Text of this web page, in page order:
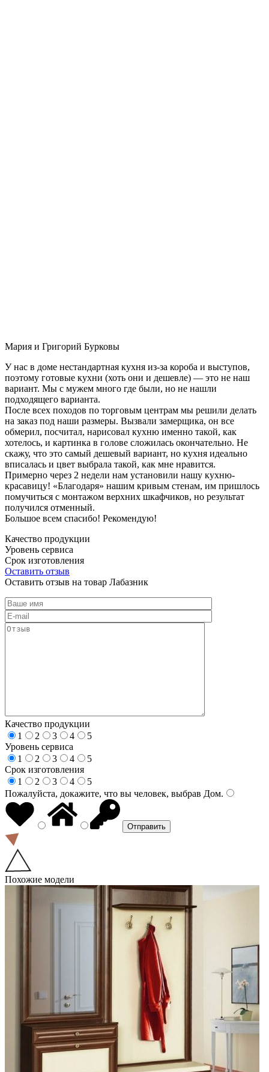
Мария и Григорий Бурковы
У нас в доме нестандартная кухня из-за короба и выступов,
поэтому готовые кухни (хоть они и дешевле) — это не наш
вариант. Мы с мужем много где были, но не нашли
подходящего варианта.
После всех походов по торговым центрам мы решили делать
на заказ под наши размеры. Вызвали замерщика, он все
обмерил, посчитал, нарисовал кухню именно такой, как
хотелось, и картинка в голове сложилась окончательно. Не
скажу, что это самый дешевый вариант, но кухня идеально
вписалась и цвет выбрала такой, как мне нравится.
Примерно через 2 недели нам установили нашу кухню-
красавицу! «Благодаря» нашим кривым стенам, им пришлось
помучиться с монтажом верхних шкафчиков, но результат
получился отменный.
Большое всем спасибо! Рекомендую!
Качество продукции
Уровень сервиса
Срок изготовления
Оставить отзыв
Оставить отзыв на товар Лабазник
Качество продукции
1
2 3 4
5
Уровень сервиса
1
2 3 4
5
Срок изготовления
1
2 3 4
5
Пожалуйста, докажите, что вы человек, выбрав Дом.
Похожие модели